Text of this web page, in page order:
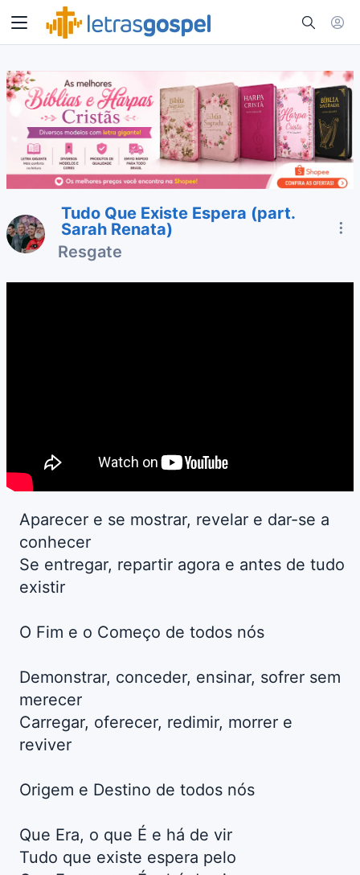
Tudo Que Existe Espera (part.
Sarah Renata)
Resgate
Aparecer e se mostrar, revelar e dar-se a
conhecer
Se entregar, repartir agora e antes de tudo
existir
O Fim e o Começo de todos nós
Demonstrar, conceder, ensinar, sofrer sem
merecer
Carregar, oferecer, redimir, morrer e
reviver
Origem e Destino de todos nós
Que Era, o que É e há de vir
Tudo que existe espera pelo